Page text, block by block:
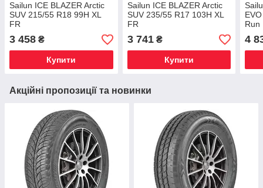
Sailun ICE BLAZER Arctic
SUV 215/55 R18 99H XL
FR
3 458 ₴
Купити
Sailun ICE BLAZER Arctic
SUV 235/55 R17 103H XL
FR
3 741₴
Купити
Run
4
Акційні пропозиції та новинки